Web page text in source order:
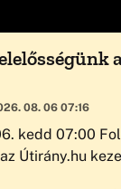
08. 06 07:16
kedd 07:00
Útirány.hu